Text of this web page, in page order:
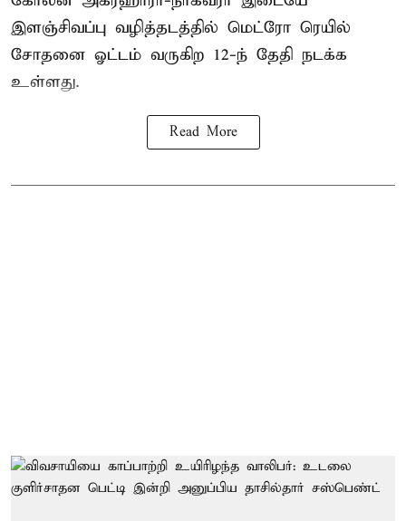
இளஞ்சிவப்பு வழித்தடத்தில் மெட்ரோ ரெயில்
சோதனை ஓட்டம் வருகிற 12-ந் தேதி நடக்க
உள்ளது.
Read More